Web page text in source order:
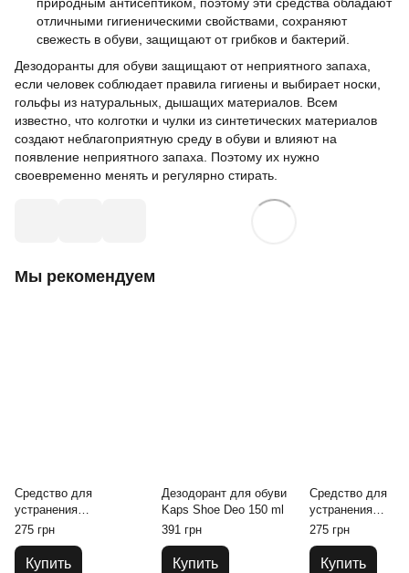
природным антисептиком, поэтому эти средства обладают
отличными гигиеническими свойствами, сохраняют
свежесть в обуви, защищают от грибков и бактерий.
Дезодоранты для обуви защищают от неприятного запаха,
если человек соблюдает правила гигиены и выбирает носки,
гольфы из натуральных, дышащих материалов. Всем
известно, что колготки и чулки из синтетических материалов
создают неблагоприятную среду в обуви и влияют на
появление неприятного запаха. Поэтому их нужно
своевременно менять и регулярно стирать.
Мы рекомендуем
Средство для
устранения
неприятного запаха
100 ml Апельсин
275 грн
Купить
Дезодорант для обуви
Kaps Shoe Deo 150 ml
391 грн
Купить
Средство для
устранения
неприятного
100 ml Грейпфрут
275 грн
Купить